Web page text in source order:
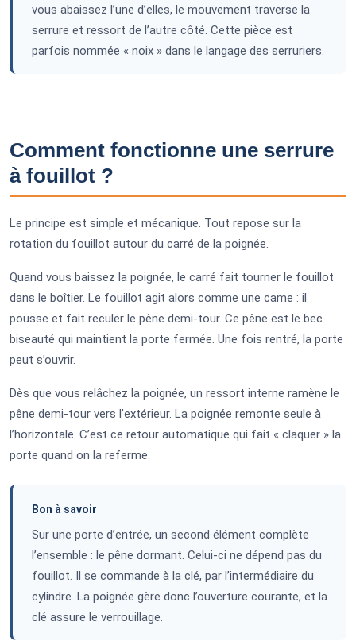
vous abaissez l’une d’elles, le mouvement traverse la
serrure et ressort de l’autre côté. Cette pièce est
parfois nommée « noix » dans le langage des serruriers.
Comment fonctionne une serrure
à fouillot ?
Le principe est simple et mécanique. Tout repose sur la
rotation du fouillot autour du carré de la poignée.
Quand vous baissez la poignée, le carré fait tourner le fouillot
dans le boîtier. Le fouillot agit alors comme une came : il
pousse et fait reculer le pêne demi-tour. Ce pêne est le bec
biseauté qui maintient la porte fermée. Une fois rentré, la porte
peut s’ouvrir.
Dès que vous relâchez la poignée, un ressort interne ramène le
pêne demi-tour vers l’extérieur. La poignée remonte seule à
l’horizontale. C’est ce retour automatique qui fait « claquer » la
porte quand on la referme.
Bon à savoir
Sur une porte d’entrée, un second élément complète
l’ensemble : le pêne dormant. Celui-ci ne dépend pas du
fouillot. Il se commande à la clé, par l’intermédiaire du
cylindre. La poignée gère donc l’ouverture courante, et la
clé assure le verrouillage.